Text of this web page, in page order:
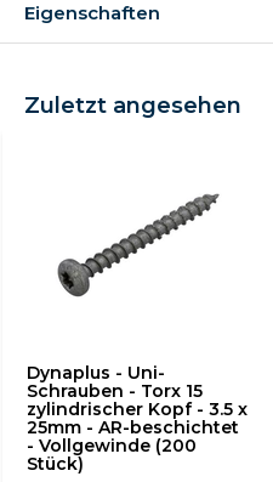
Eigenschaften
Zuletzt angesehen
Dynaplus - Uni-
Schrauben - Torx 15
zylindrischer Kopf - 3.5 x
25mm - AR-beschichtet
- Vollgewinde (200
Stück)